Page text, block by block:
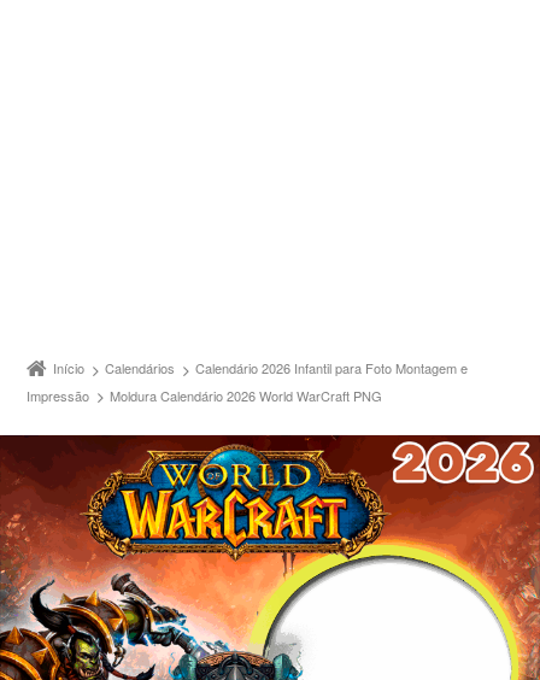
Início Calendários
Calendário 2026 Infantil para Foto Montagem e
Impressão
Moldura Calendário 2026 World WarCraft PNG